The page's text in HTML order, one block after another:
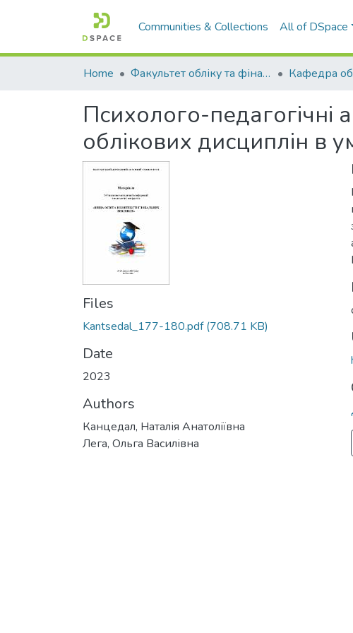
Communities & Collections All of DSpace
Home Факультет обліку та фінансів
Психолого-педагогічні
облікових дисциплін в
Files
Kantsedal_177-180.pdf(708.71 KB)
Date
2023
Authors
Канцедал, Наталія Анатоліївна
Лега, Ольга Василівна